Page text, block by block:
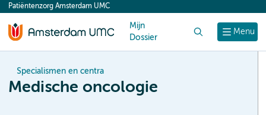
content
Menu
Patiëntenzorg Amsterdam UMC
Mijn
Dossier
Specialismen en centra
Medische oncologie